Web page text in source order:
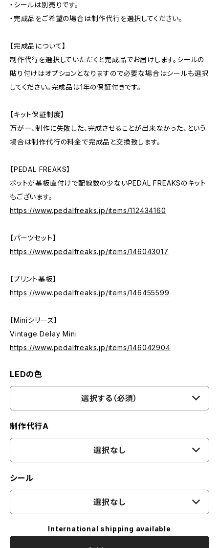
・シールは別売りです。
・完成品をご希望の場合は制作代行を選択してください。
【完成品について】
制作代行を選択していただくと完成品でお届けします。シールの
貼り付けはオプションとなりますので必要な場合はシールも選択
してください。完成品は1年の保証付きです。
【キット保証制度】
万が一、制作に失敗した、完成させることが出来なかった、という
場合は制作代行の料金で完成品と交換致します。
【PEDAL FREAKS】
ポットが基板直付けで配線数の少ないPEDAL FREAKSのキット
もございます。
https://www.pedalfreaks.jp/items/112434160
【パーツセット】
https://www.pedalfreaks.jp/items/146043017
【プリント基板】
https://www.pedalfreaks.jp/items/146455599
【Miniシリーズ】
Vintage Delay Mini
https://www.pedalfreaks.jp/items/146042904
LEDの色
選択する（必須）
制作代行A
選択なし
シール
選択なし
International shipping available